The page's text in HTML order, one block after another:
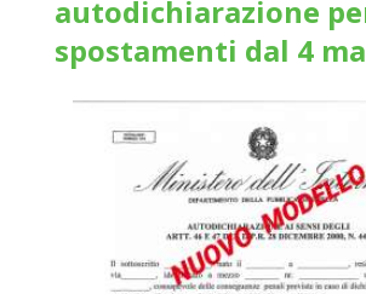
autodichiarazione
spostamenti dal 4